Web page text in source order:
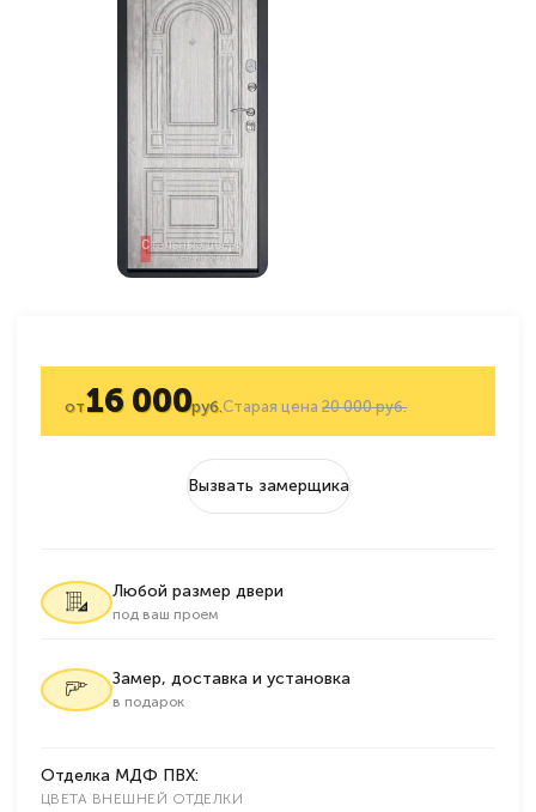
Старая цена20 000 руб.
от16 000руб.
Вызвать замерщика
Любой размер двери
под ваш проем
Замер, доставка и установка
в подарок
Отделка МДФ ПВХ:
ЦВЕТА ВНЕШНЕЙ ОТДЕЛКИ